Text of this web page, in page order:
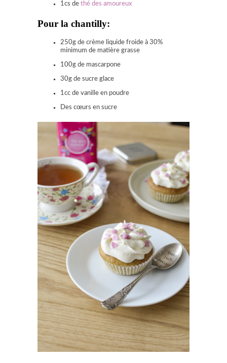
1cs de thé des amoureux
Pour la chantilly:
250g de crème liquide froide à 30%
minimum de matière grasse
100g de mascarpone
30g de sucre glace
1cc de vanille en poudre
Des cœurs en sucre